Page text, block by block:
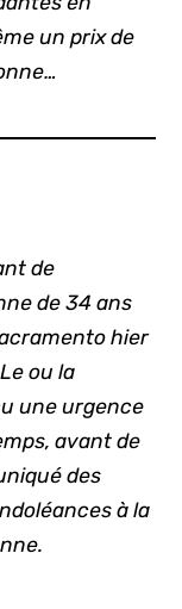
un prix de
de
de 34 ans
hier
ou la
une urgence
avant de
des
à la